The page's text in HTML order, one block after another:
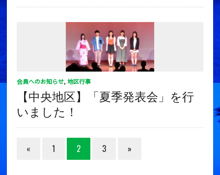
会員へのお知らせ, 地区行事
【中央地区】「夏季発表会」を行
いました！
« 1 2 3 »